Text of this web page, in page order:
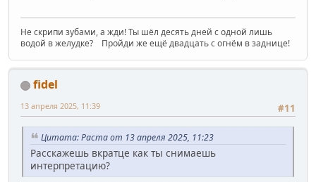
Не скрипи зубами, а жди! Ты шёл десять дней с одной лишь
водой в желудке? Пройди же ещё двадцать с огнём в заднице!
fidel
#11
13 апреля 2025, 11:39
Цитата: Раста от 13 апреля 2025, 11:23
Расскажешь вкратце как ты снимаешь
интерпретацию?